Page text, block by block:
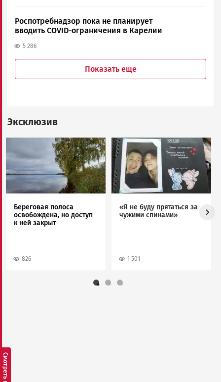
Роспотребнадзор пока не планирует
вводить COVID-ограничения в Карелии
5 286
Показать еще
Эксклюзив
Береговая полоса
освобождена, но доступ
к ней закрыт
826
Image
«Я не буду прятаться за
чужими спинами»
1 501